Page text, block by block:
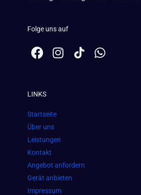
Folge uns auf
F
a
b
o
o
k
I
n
m
W
h
LINKS
Startseite
Über uns
Leistungen
Kontakt
Angebot anfordern
Gerät anbieten
Impressum